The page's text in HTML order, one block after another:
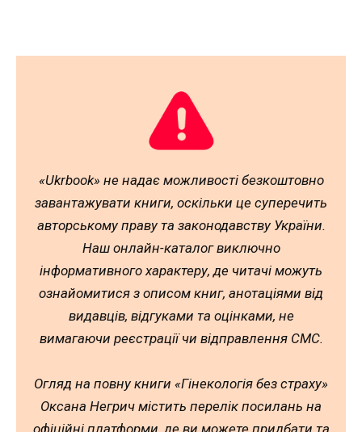
«Ukrbook» не надає можливості безкоштовно
завантажувати книги, оскільки це суперечить
авторському праву та законодавству України.
Наш онлайн-каталог виключно
інформативного характеру, де читачі можуть
ознайомитися з описом книг, анотаціями від
видавців, відгуками та оцінками, не
вимагаючи реєстрації чи відправлення СМС.
Огляд на повну книги «Гінекологія без страху»
Оксана Негрич містить перелік посилань на
офіційні платформи, де ви можете придбати та